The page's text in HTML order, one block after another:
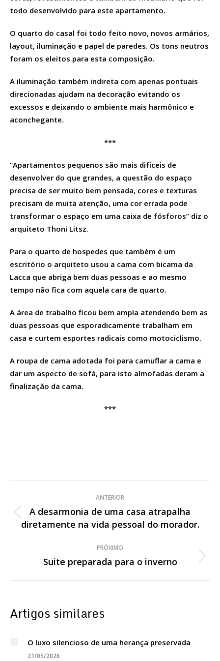
todo desenvolvido para este apartamento.
O quarto do casal foi todo feito novo, novos armários,
layout, iluminação e papel de paredes. Os tons neutros
foram os eleitos para esta composição.
A iluminação também indireta com apenas pontuais
direcionadas ajudam na decoração evitando os
excessos e deixando o ambiente mais harmônico e
aconchegante.
***
“Apartamentos pequenos são mais difíceis de
desenvolver do que grandes, a questão do espaço
precisa de ser muito bem pensada, cores e texturas
precisam de muita atenção, uma cor errada pode
transformar o espaço em uma caixa de fósforos” diz o
arquiteto Thoni Litsz.
Para o quarto de hospedes que também é um
escritório o arquiteto usou a cama com bicama da
Lacca que abriga bem duas pessoas e ao mesmo
tempo não fica com aquela cara de quarto.
A área de trabalho ficou bem ampla atendendo bem as
duas pessoas que esporadicamente trabalham em
casa e curtem esportes radicais como motociclismo.
A roupa de cama adotada foi para camuflar a cama e
dar um aspecto de sofá, para isto almofadas deram a
finalização da cama.
***
Navegação
de
post:
ANTERIOR
Post
anterior:
A desarmonia de uma casa atrapalha
diretamente na vida pessoal do morador.
PRÓXIMO
Próximo
Suite preparada para o inverno
Artigos similares
O luxo silencioso de uma herança preservada
21/05/2026